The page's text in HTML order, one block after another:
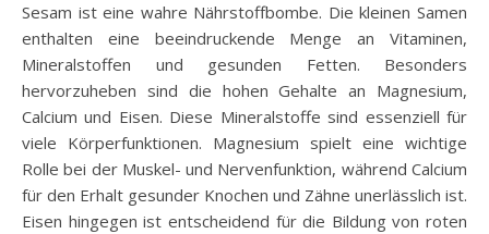
Sesam ist eine wahre Nährstoffbombe. Die kleinen Samen
enthalten eine beeindruckende Menge an Vitaminen,
Mineralstoffen und gesunden Fetten. Besonders
hervorzuheben sind die hohen Gehalte an Magnesium,
Calcium und Eisen. Diese Mineralstoffe sind essenziell für
viele Körperfunktionen. Magnesium spielt eine wichtige
Rolle bei der Muskel- und Nervenfunktion, während Calcium
für den Erhalt gesunder Knochen und Zähne unerlässlich ist.
Eisen hingegen ist entscheidend für die Bildung von roten